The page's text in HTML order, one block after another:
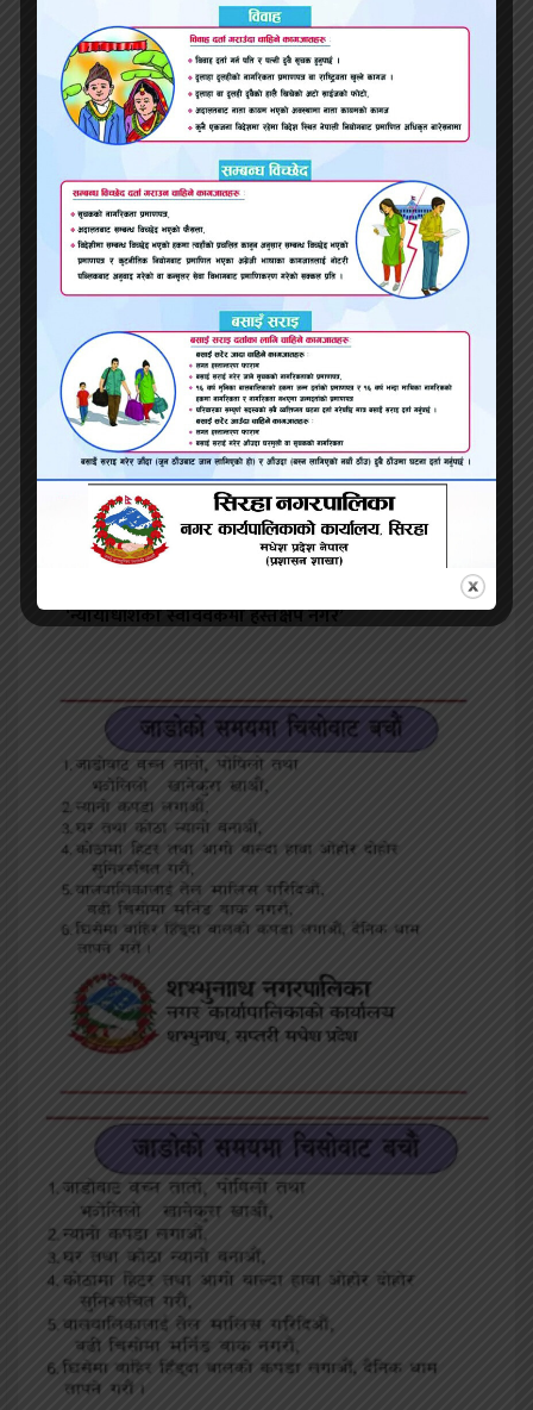
सडक पीचको माग गर्दै थलीबासी फेरि आन्दोलित
जलाशयमा डुबेर बेपत्ता भएका व्यक्तिको शव फेला
‘न्यायाधीशको स्वविवेकमा हस्तक्षेप नगर’